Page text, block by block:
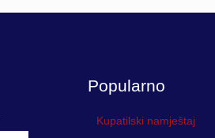
Popularno
Kupatilski namještaj